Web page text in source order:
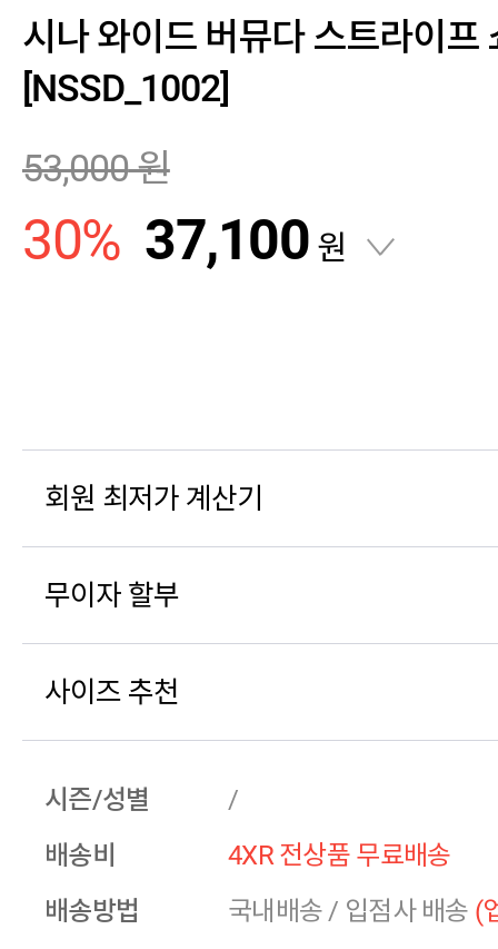
시나 와이드 버뮤다 스트라이프
[NSSD_1002]
53,000원
30% 37,100 원
회원 최저가 계산기
무이자 할부
사이즈 추천
시즌/성별
/
배송비
4XR 전상품 무료배송
배송방법
국내배송 / 입점사 배송 (